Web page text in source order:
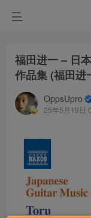
福田进一 – 日
作品集 (福田进
OppsUpro
25年5月19日